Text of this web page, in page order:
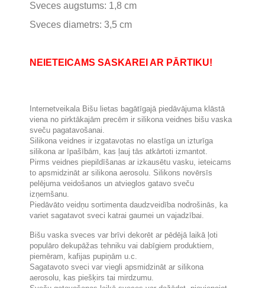
Sveces augstums: 1,8 cm
Sveces diametrs: 3,5 cm
NEIETEICAMS SASKAREI AR PĀRTIKU!
Internetveikala Bišu lietas bagātīgajā piedāvājuma klāstā
viena no pirktākajām precēm ir silikona veidnes bišu vaska
sveču pagatavošanai.
Silikona veidnes ir izgatavotas no elastīga un izturīga
silikona ar īpašībām, kas ļauj tās atkārtoti izmantot.
Pirms veidnes piepildīšanas ar izkausētu vasku, ieteicams
to apsmidzināt ar silikona aerosolu. Silikons novērsīs
pelējuma veidošanos un atvieglos gatavo sveču
izņemšanu.
Piedāvāto veidņu sortimenta daudzveidība nodrošinās, ka
variet sagatavot sveci katrai gaumei un vajadzībai.
Bišu vaska sveces var brīvi dekorēt ar pēdējā laikā ļoti
populāro dekupāžas tehniku ​​vai dabīgiem produktiem,
piemēram, kafijas pupiņām u.c.
Sagatavoto sveci var viegli apsmidzināt ar silikona
aerosolu, kas piešķirs tai mirdzumu.